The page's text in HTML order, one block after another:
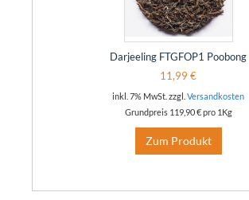
Darjeeling FTGFOP1 Poobong
11,99 €
inkl. 7% MwSt. zzgl. Versandkosten
Grundpreis 119,90 €pro 1Kg
Zum Produkt